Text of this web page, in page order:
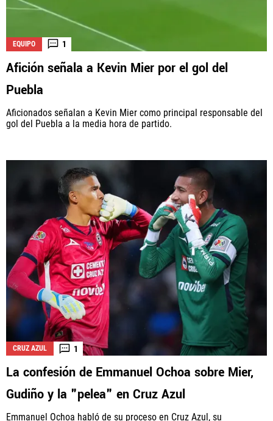
EQUIPO 1
Afición señala a Kevin Mier por el gol del
Puebla
Aficionados señalan a Kevin Mier como principal responsable del
gol del Puebla a la media hora de partido.
CRUZ AZUL 1
La confesión de Emmanuel Ochoa sobre Mier,
Gudiño y la "pelea" en Cruz Azul
Emmanuel Ochoa habló de su proceso en Cruz Azul, su